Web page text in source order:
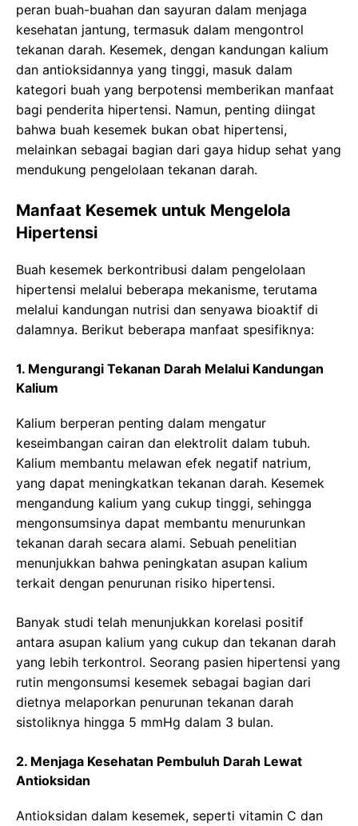
peran buah-buahan dan sayuran dalam menjaga
kesehatan jantung, termasuk dalam mengontrol
tekanan darah. Kesemek, dengan kandungan kalium
dan antioksidannya yang tinggi, masuk dalam
kategori buah yang berpotensi memberikan manfaat
bagi penderita hipertensi. Namun, penting diingat
bahwa buah kesemek bukan obat hipertensi,
melainkan sebagai bagian dari gaya hidup sehat yang
mendukung pengelolaan tekanan darah.
Manfaat Kesemek untuk Mengelola
Hipertensi
Buah kesemek berkontribusi dalam pengelolaan
hipertensi melalui beberapa mekanisme, terutama
melalui kandungan nutrisi dan senyawa bioaktif di
dalamnya. Berikut beberapa manfaat spesifiknya:
1. Mengurangi Tekanan Darah Melalui Kandungan
Kalium
Kalium berperan penting dalam mengatur
keseimbangan cairan dan elektrolit dalam tubuh.
Kalium membantu melawan efek negatif natrium,
yang dapat meningkatkan tekanan darah. Kesemek
mengandung kalium yang cukup tinggi, sehingga
mengonsumsinya dapat membantu menurunkan
tekanan darah secara alami. Sebuah penelitian
menunjukkan bahwa peningkatan asupan kalium
terkait dengan penurunan risiko hipertensi.
Banyak studi telah menunjukkan korelasi positif
antara asupan kalium yang cukup dan tekanan darah
yang lebih terkontrol. Seorang pasien hipertensi yang
rutin mengonsumsi kesemek sebagai bagian dari
dietnya melaporkan penurunan tekanan darah
sistoliknya hingga 5 mmHg dalam 3 bulan.
2. Menjaga Kesehatan Pembuluh Darah Lewat
Antioksidan
Antioksidan dalam kesemek, seperti vitamin C dan